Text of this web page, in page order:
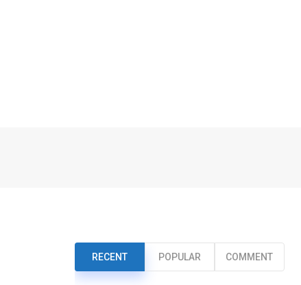
RECENT POPULAR COMMENT